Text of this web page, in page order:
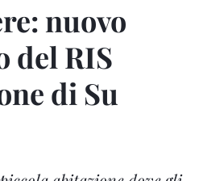
nuovo
del RIS
di Su